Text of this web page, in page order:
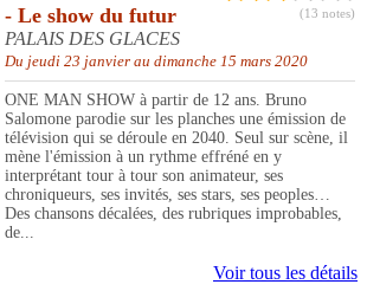
(13 notes)
- Le show du futur
PALAIS DES GLACES
Du jeudi 23 janvier au dimanche 15 mars 2020
ONE MAN SHOW à partir de 12 ans. Bruno
Salomone parodie sur les planches une émission de
télévision qui se déroule en 2040. Seul sur scène, il
mène l'émission à un rythme effréné en y
interprétant tour à tour son animateur, ses
chroniqueurs, ses invités, ses stars, ses peoples…
Des chansons décalées, des rubriques improbables,
de...
Voir tous les détails